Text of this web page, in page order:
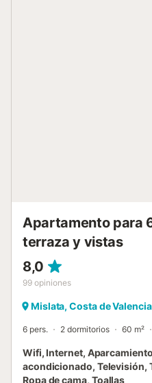
Apartamento para
terraza y vistas
8,0
99 opiniones
Mislata, Costa de Valencia
6 pers. 2 dormitorios 60 m²
Wifi, Internet,
acondicionado, Televisión,
Ropa de cama, Toallas